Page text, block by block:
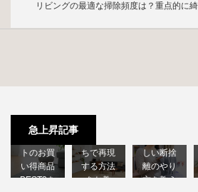
リビングの最適な掃除頻度は？重点的に
急上昇記事
ンプルな
トのお買
い得商品
BEST3を
ちで再現
する方法
をお教
しい断捨
離のやり
方を教え